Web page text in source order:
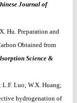
Journal of
Hu. Preparation and
Obtained from
Science &
L.F. Luo; W.X. Huang;
hydrogenation of